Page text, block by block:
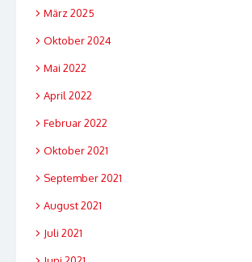
März 2025
Oktober 2024
Mai 2022
April 2022
Februar 2022
Oktober 2021
September 2021
August 2021
Juli 2021